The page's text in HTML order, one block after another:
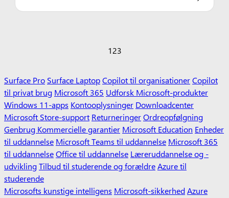
123
Surface Pro Surface LaptopCopilot til organisationerCopilot
til privat brug Microsoft 365 Udforsk Microsoft-produkter
Windows 11-apps Kontooplysninger Downloadcenter
Microsoft Store-support ReturneringerOrdreopfølgning
Genbrug Kommercielle garantier Microsoft Education Enheder
til uddannelse Microsoft Teams til uddannelse Microsoft 365
til uddannelseOffice til uddannelse Læreruddannelse og -
udviklingTilbud til studerende og forældreAzure til
studerende
Microsofts kunstige intelligens Microsoft-sikkerhedAzure